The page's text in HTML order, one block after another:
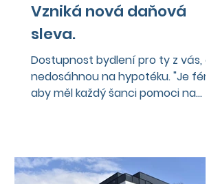
Vzniká nová daňová
sleva.
Dostupnost bydlení pro ty z vás, co
nedosáhnou na hypotéku. "Je fér,
aby měl každý šanci pomoci na